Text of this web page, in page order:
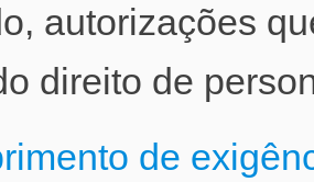
autorizações
direito de
de